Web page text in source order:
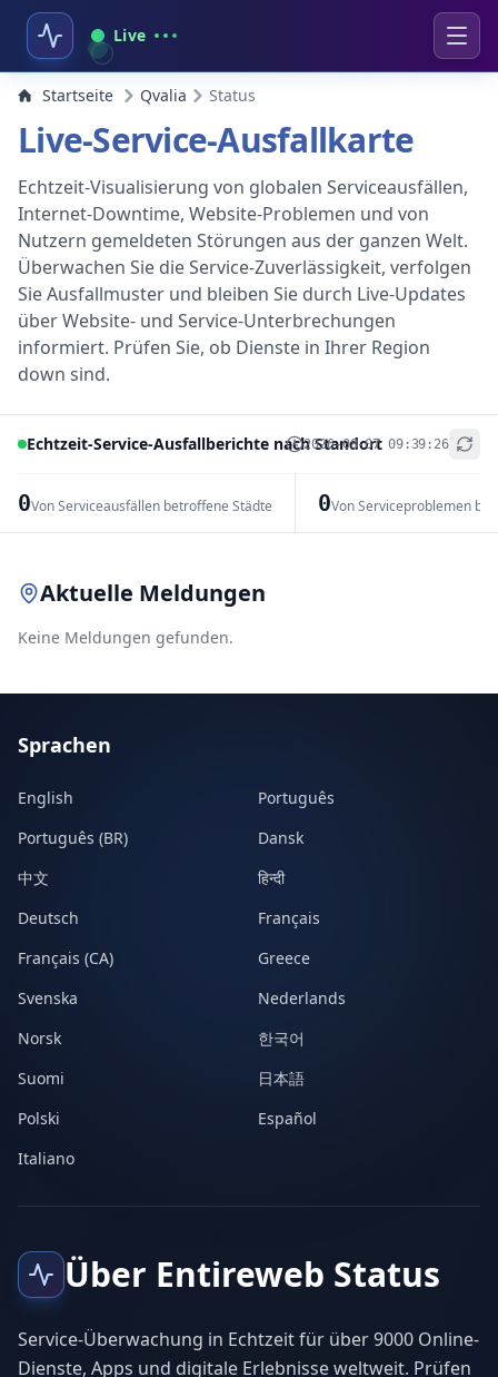
Live
Startseite Qvalia Status
Live-Service-Ausfallkarte
Echtzeit-Visualisierung von globalen Serviceausfällen,
Internet-Downtime, Website-Problemen und von
Nutzern gemeldeten Störungen aus der ganzen Welt.
Überwachen Sie die Service-Zuverlässigkeit, verfolgen
Sie Ausfallmuster und bleiben Sie durch Live-Updates
über Website- und Service-Unterbrechungen
informiert. Prüfen Sie, ob Dienste in Ihrer Region
down sind.
Echtzeit-Service-Ausfallberichte nach Standort
2026-08-07 09:39:26
0Von Serviceausfällen betroffene Städte 0Von Serviceproblemen
+
Aktuelle Meldungen
Keine Meldungen gefunden.
Sprachen
English
Português
Português (BR)
Dansk
中文
हिन्दी
Deutsch
Français
Français (CA)
Greece
Svenska
Nederlands
Norsk
한국어
Suomi
日本語
Polski
Español
Italiano
Über Entireweb Status
Service-Überwachung in Echtzeit für über 9000 Online-
Dienste, Apps und digitale Erlebnisse weltweit. Prüfen